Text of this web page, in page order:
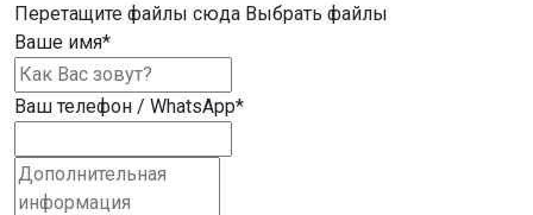
Компания «Втормет» предлагает услуги по сбору
и приему различных металлов м. Первомайская.
Мы принимаем широкий ассортимент черных и
цветных металлов, а также кабели,
перерабатываемые материалы.
Перетащите файлы сюда Выбрать файлы
Ваше имя*
Ваш телефон / WhatsApp*